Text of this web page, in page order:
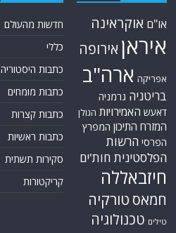
או"ם אוקראינה
איראן אירופה
אפריקה ארה"ב
בריטניה גרמניה
דאעש האמירויות הגולן
המזרח התיכון המפרץ
הפרסי הרשות
הפלסטינית חות'ים
חיזבאללה
חמאס טורקיה
טילים טכנולוגיה
חדשות מהעולם
כללי
כתבות היסטוריה
כתבות מומחים
כתבות קצרות
כתבות ראשיות
סקירות תשתית
קריקטורות